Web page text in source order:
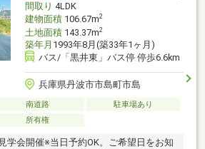
間取り 4LDK
建物面積106.67m2
土地面積143.37m2
築年月 1993年8月(築33年1ヶ月)
バス/「黒井東」バス停 停歩6.6km
兵庫県丹波市市島町市島
南道路
駐車場あり
所有権
学会開催※当日予約OK。ご希望日をお知